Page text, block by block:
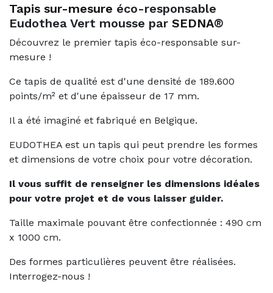
Tapis sur-mesure éco-responsable
Eudothea Vert mousse par SEDNA®
Découvrez le premier tapis éco-responsable sur-
mesure !
Ce tapis de qualité est d'une densité de 189.600
points/m² et d'une épaisseur de 17 mm.
Il a été imaginé et fabriqué en Belgique.
EUDOTHEA est un tapis qui peut prendre les formes
et dimensions de votre choix pour votre décoration.
Il vous suffit de renseigner les dimensions idéales
pour votre projet et de vous laisser guider.
Taille maximale pouvant être confectionnée : 490 cm
x 1000 cm.
Des formes particulières peuvent être réalisées.
Interrogez-nous !